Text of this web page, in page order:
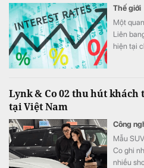
mốc IPO
nghệ sĩ
những
nuôi
suốt
Thế giới
Một
Liên
hiện tại
Lynk & Co 02 thu hút khách
tại Việt Nam
Công
Mẫu
Co ghi
nhiều